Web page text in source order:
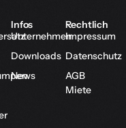
Infos
Unternehmen
Downloads
News
Rechtlich
Impressum
Datenschutz
AGB
Miete